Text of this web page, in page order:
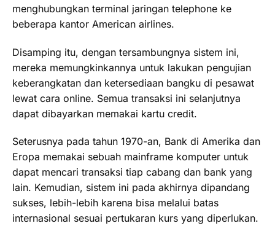
menghubungkan terminal jaringan telephone ke
beberapa kantor American airlines.
Disamping itu, dengan tersambungnya sistem ini,
mereka memungkinkannya untuk lakukan pengujian
keberangkatan dan ketersediaan bangku di pesawat
lewat cara online. Semua transaksi ini selanjutnya
dapat dibayarkan memakai kartu credit.
Seterusnya pada tahun 1970-an, Bank di Amerika dan
Eropa memakai sebuah mainframe komputer untuk
dapat mencari transaksi tiap cabang dan bank yang
lain. Kemudian, sistem ini pada akhirnya dipandang
sukses, lebih-lebih karena bisa melalui batas
internasional sesuai pertukaran kurs yang diperlukan.